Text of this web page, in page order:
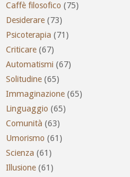
Caffè filosofico (75)
Desiderare (73)
Psicoterapia (71)
Criticare (67)
Automatismi (67)
Solitudine (65)
Immaginazione (65)
Linguaggio (65)
Comunità (63)
Umorismo (61)
Scienza (61)
Illusione (61)